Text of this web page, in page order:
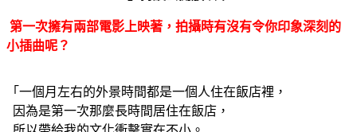
第一次擁有兩部電影上映著，拍攝時有沒有令你印象深刻的
小插曲呢？
「一個月左右的外景時間都是一個人住在飯店裡，
因為是第一次那麼長時間居住在飯店，